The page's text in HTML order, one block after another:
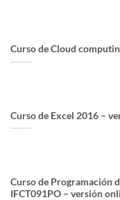
Curso de Cloud
Curso de Excel 2016 –
Curso de Programación
IFCT091PO – versión